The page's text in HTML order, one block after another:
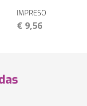
IMPRESO
€ 9,56